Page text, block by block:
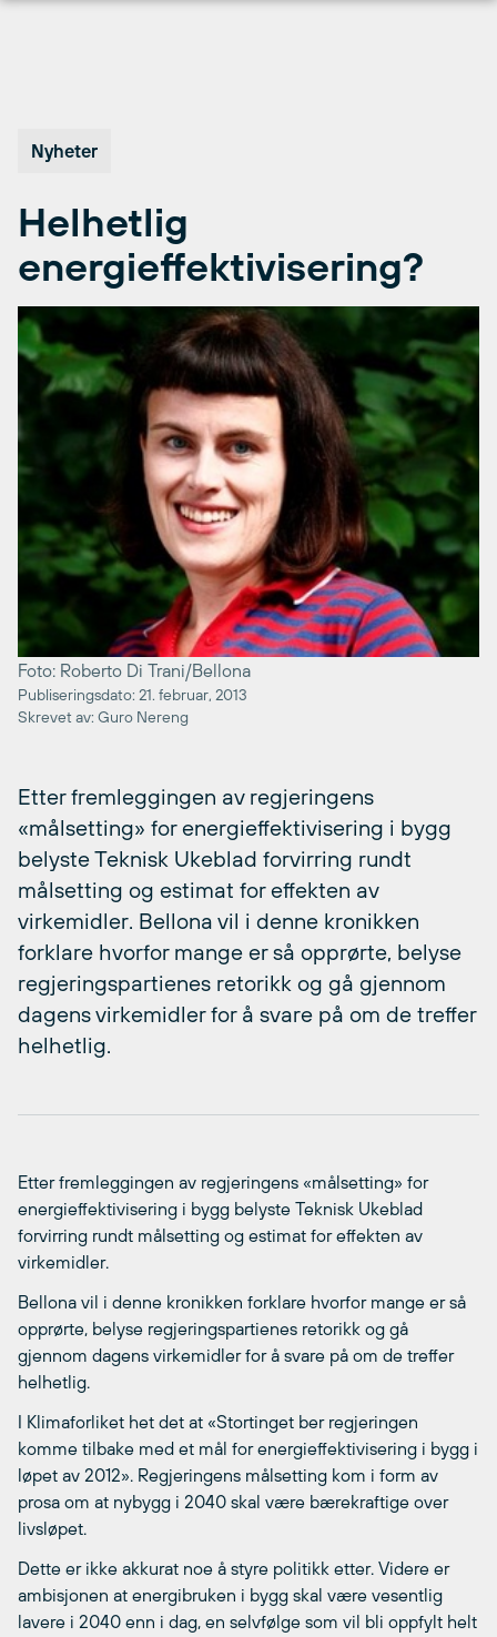
Nyheter
Helhetlig
energieffektivisering?
Foto: Roberto Di Trani/Bellona
Publiseringsdato: 21. februar, 2013
Skrevet av: Guro Nereng
Etter fremleggingen av regjeringens
«målsetting» for energieffektivisering i bygg
belyste Teknisk Ukeblad forvirring rundt
målsetting og estimat for effekten av
virkemidler. Bellona vil i denne kronikken
forklare hvorfor mange er så opprørte, belyse
regjeringspartienes retorikk og gå gjennom
dagens virkemidler for å svare på om de treffer
helhetlig.
Etter fremleggingen av regjeringens «målsetting» for
energieffektivisering i bygg belyste Teknisk Ukeblad
forvirring rundt målsetting og estimat for effekten av
virkemidler.
Bellona vil i denne kronikken forklare hvorfor mange er så
opprørte, belyse regjeringspartienes retorikk og gå
gjennom dagens virkemidler for å svare på om de treffer
helhetlig.
I Klimaforliket het det at «Stortinget ber regjeringen
komme tilbake med et mål for energieffektivisering i bygg i
løpet av 2012». Regjeringens målsetting kom i form av
prosa om at nybygg i 2040 skal være bærekraftige over
livsløpet.
Dette er ikke akkurat noe å styre politikk etter. Videre er
ambisjonen at energibruken i bygg skal være vesentlig
lavere i 2040 enn i dag, en selvfølge som vil bli oppfylt helt